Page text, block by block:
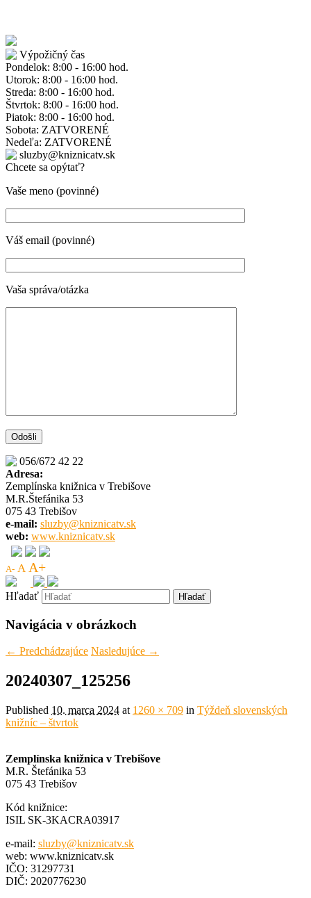
Výpožičný čas
Pondelok: 8:00 - 16:00 hod.
Utorok: 8:00 - 16:00 hod.
Streda: 8:00 - 16:00 hod.
Štvrtok: 8:00 - 16:00 hod.
Piatok: 8:00 - 16:00 hod.
Sobota: ZATVORENÉ
Nedeľa: ZATVORENÉ
sluzby@kniznicatv.sk
Chcete sa opýtať?
Vaše meno (povinné)
Váš email (povinné)
Vaša správa/otázka
056/672 42 22
Adresa:
Zemplínska knižnica v Trebišove
M.R.Štefánika 53
075 43 Trebišov
e-mail: sluzby@kniznicatv.sk
web: www.kniznicatv.sk
A- A A+
Hľadať
Navigácia v obrázkoch
← Predchádzajúce Nasledujúce →
20240307_125256
Published 10. marca 2024 at 1260 × 709 in Týždeň slovenských
knižníc – štvrtok
Zemplínska knižnica v Trebišove
M.R. Štefánika 53
075 43 Trebišov
Kód knižnice:
ISIL SK-3KACRA03917
e-mail: sluzby@kniznicatv.sk
web: www.kniznicatv.sk
IČO: 31297731
DIČ: 2020776230